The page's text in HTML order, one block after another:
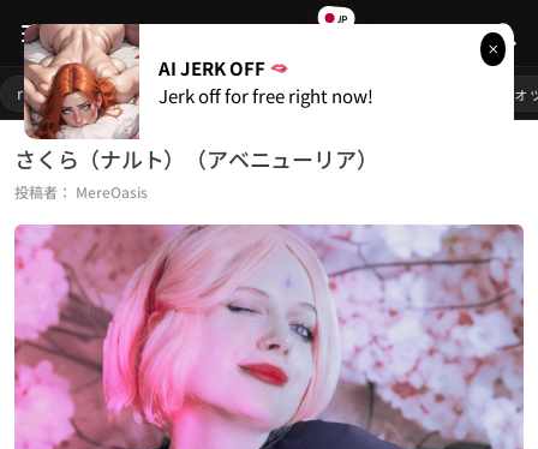
RULE34 JP
rule34 1girl 巨乳 ポルノ 変態おっぱい オーバーウォ
人気リンク
始める
ライブカメラ
無料ポルノ
人気カテゴリー
rule34 66,439
さくら（ナルト）（アベニューリア）
投稿者： MereOasis
AI JERK OFF
Jerk off for free right now!